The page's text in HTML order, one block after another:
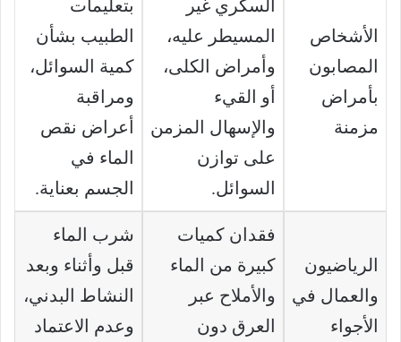
الأشخاص
المصابون
بأمراض
مزمنة
السكري غير
المسيطر عليه،
وأمراض الكلى،
أو القيء
والإسهال المزمن
على توازن
السوائل.
بتعليمات
الطبيب بشأن
كمية السوائل،
ومراقبة
أعراض نقص
الماء في
الجسم بعناية.
الرياضيون
والعمال في
الأجواء
فقدان كميات
كبيرة من الماء
والأملاح عبر
العرق دون
شرب الماء
قبل وأثناء وبعد
النشاط البدني،
وعدم الاعتماد